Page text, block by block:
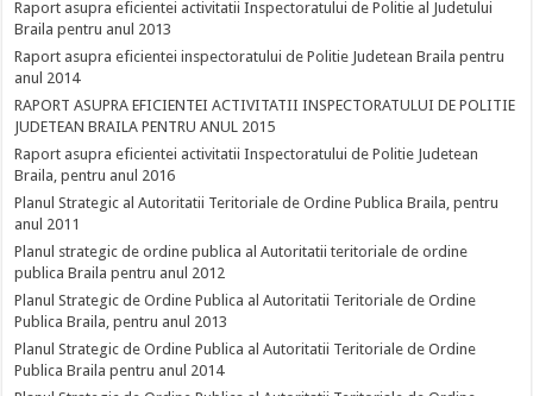
Raport asupra eficientei activitatii Inspectoratului de Politie al Judetului
Braila pentru anul 2013
Raport asupra eficientei inspectoratului de Politie Judetean Braila pentru
anul 2014
RAPORT ASUPRA EFICIENTEI ACTIVITATII INSPECTORATULUI DE POLITIE
JUDETEAN BRAILA PENTRU ANUL 2015
Raport asupra eficientei activitatii Inspectoratului de Politie Judetean
Braila, pentru anul 2016
Planul Strategic al Autoritatii Teritoriale de Ordine Publica Braila, pentru
anul 2011
Planul strategic de ordine publica al Autoritatii teritoriale de ordine
publica Braila pentru anul 2012
Planul Strategic de Ordine Publica al Autoritatii Teritoriale de Ordine
Publica Braila, pentru anul 2013
Planul Strategic de Ordine Publica al Autoritatii Teritoriale de Ordine
Publica Braila pentru anul 2014